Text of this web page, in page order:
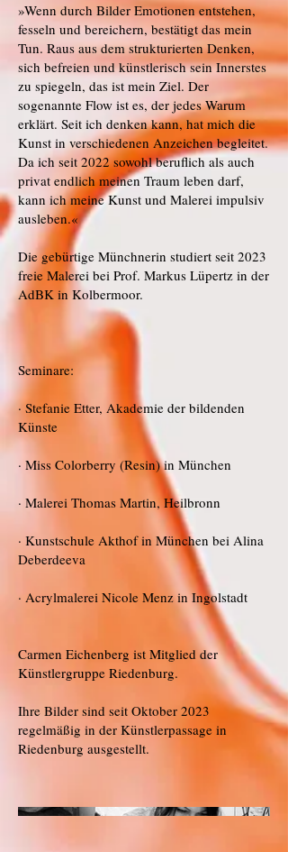
»Wenn durch Bilder Emotionen entstehen,
fesseln und bereichern, bestätigt das mein
Tun. Raus aus dem strukturierten Denken,
sich befreien und künstlerisch sein Innerstes
zu spiegeln, das ist mein Ziel. Der
sogenannte Flow ist es, der jedes Warum
erklärt. Seit ich denken kann, hat mich die
Kunst in verschiedenen Anzeichen begleitet.
Da ich seit 2022 sowohl beruflich als auch
privat endlich meinen Traum leben darf,
kann ich meine Kunst und Malerei impulsiv
ausleben.«
Die gebürtige Münchnerin studiert seit 2023
freie Malerei bei Prof. Markus Lüpertz in der
AdBK in Kolbermoor.
Seminare:
· Stefanie Etter, Akademie der bildenden
Künste
· Miss Colorberry (Resin) in München
· Malerei Thomas Martin, Heilbronn
· Kunstschule Akthof in München bei Alina
Deberdeeva
· Acrylmalerei Nicole Menz in Ingolstadt
Carmen Eichenberg ist Mitglied der
Künstlergruppe Riedenburg.
Ihre Bilder sind seit Oktober 2023
regelmäßig in der Künstlerpassage in
Riedenburg ausgestellt.